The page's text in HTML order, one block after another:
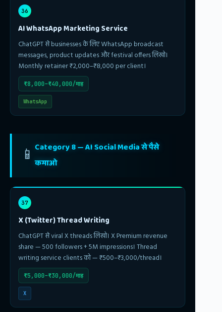
36
AI WhatsApp Marketing Service
ChatGPT से businesses के लिए WhatsApp broadcast
messages, product updates और festival offers लिखो।
Monthly retainer ₹2,000–₹8,000 per client।
₹8,000–₹40,000/माह
WhatsApp
📱Category 8 — AI Social Media से पैसे
कमाओ
37
X (Twitter) Thread Writing
ChatGPT से viral X threads लिखो। X Premium revenue
share — 500 followers + 5M impressions। Thread
writing service clients को — ₹500–₹3,000/thread।
₹5,000–₹30,000/माह
X